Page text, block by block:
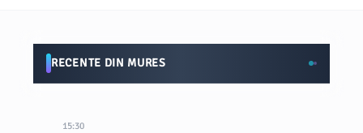
RECENTE DIN MURES
15:30